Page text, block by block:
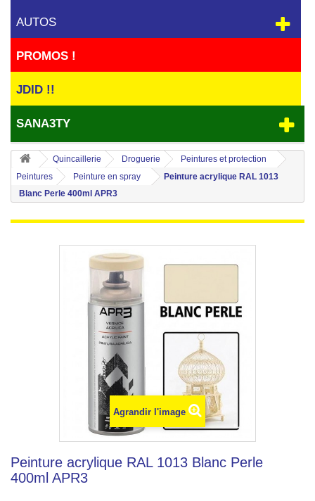
AUTOS
PROMOS !
JDID !!
SANA3TY
Quincaillerie Droguerie
Peintures et protection
Peintures
Peinture en spray
Peinture acrylique RAL 1013
Blanc Perle 400ml APR3
Agrandir l'image
Peinture acrylique RAL 1013 Blanc Perle
400ml APR3